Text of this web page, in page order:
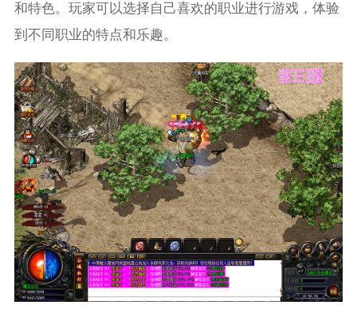
和特色。玩家可以选择自己喜欢的职业进行游戏，体验
到不同职业的特点和乐趣。